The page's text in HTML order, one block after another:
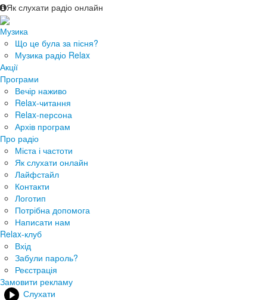
Як слухати радіо онлайн
Музика
Що це була за пісня?
Музика радіо Relax
Акції
Програми
Вечір наживо
Relax-читання
Relax-персона
Архів програм
Про радіо
Міста і частоти
Як слухати онлайн
Лайфстайл
Контакти
Логотип
Потрібна допомога
Написати нам
Relax-клуб
Вхід
Забули пароль?
Реєстрація
Замовити рекламу
Слухати